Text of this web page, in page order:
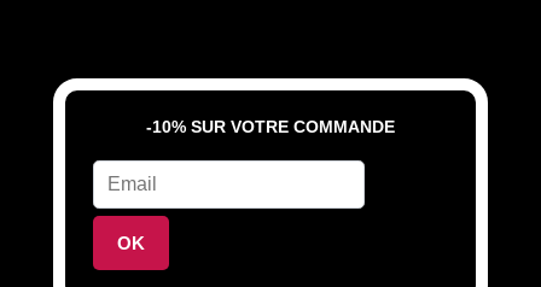
-10% SUR VOTRE COMMANDE
OK